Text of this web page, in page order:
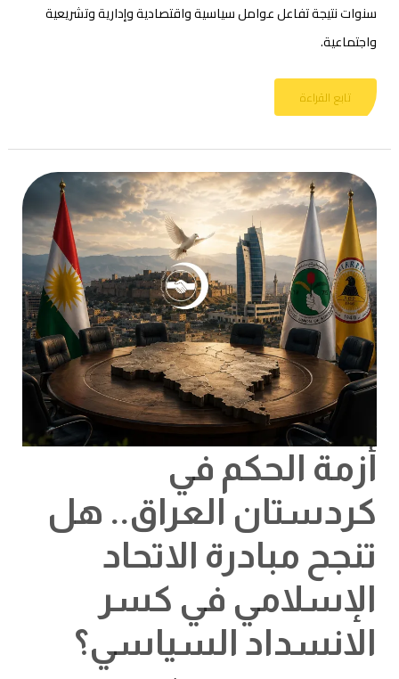
سنوات نتيجة تفاعل عوامل سياسية واقتصادية وإدارية وتشريعية
واجتماعية.
تابع القراءة
أزمة الحكم في
كردستان العراق.. هل
تنجح مبادرة الاتحاد
الإسلامي في كسر
الانسداد السياسي؟
أزمة
في
كردستان
العراق..
هل
تنجح
مبادرة
الاتحاد
الإسلاميفي
كسر
الانسداد
السياسي؟